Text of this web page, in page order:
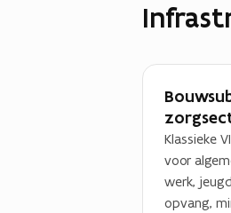
Klassieke
voor
werk,
opvang,